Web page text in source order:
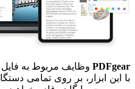
PDFgear
با این ابزار، بر روی تمامی